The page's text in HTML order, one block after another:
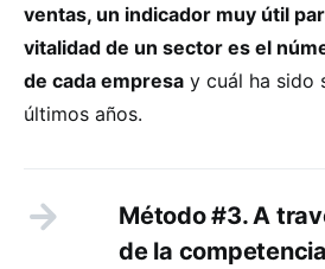
ventas, un indicador muy útil
vitalidad de un sector es el
de cada empresa y cuál ha sido
últimos años.
Método #3. A
de la competencia